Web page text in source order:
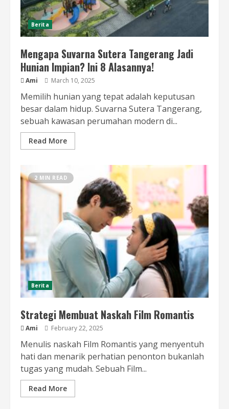
Berita
Mengapa Suvarna Sutera Tangerang Jadi
Hunian Impian? Ini 8 Alasannya!
Ami March 10, 2025
Memilih hunian yang tepat adalah keputusan
besar dalam hidup. Suvarna Sutera Tangerang,
sebuah kawasan perumahan modern di...
Read More
2 MIN READ
Berita
Strategi Membuat Naskah Film Romantis
Ami February 22, 2025
Menulis naskah Film Romantis yang menyentuh
hati dan menarik perhatian penonton bukanlah
tugas yang mudah. Sebuah Film...
Read More